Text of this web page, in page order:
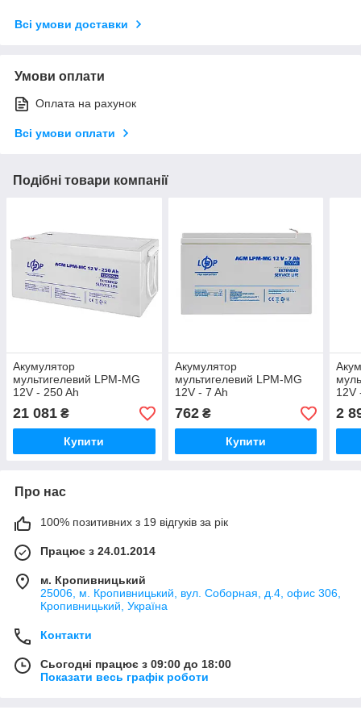
Всі умови доставки
Умови оплати
Оплата на рахунок
Всі умови оплати
Подібні товари компанії
Акумулятор
мультигелевий LPM-MG
12V - 250 Ah
21 081 ₴
Купити
Акумулятор
мультигелевий LPM-MG
12V - 7 Ah
762₴
Купити
12V
2
Про нас
100% позитивних з 19 відгуків за рік
Працює з 24.01.2014
м. Кропивницький
25006, м. Кропивницький, вул. Соборная, д.4, офис 306,
Кропивницький, Україна
Контакти
Сьогодні працює з 09:00 до 18:00
Показати весь графік роботи